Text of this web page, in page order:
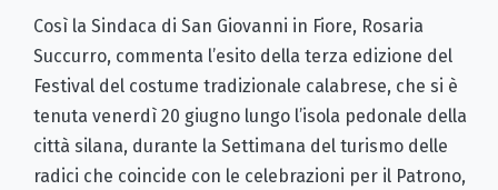
Così la Sindaca di San Giovanni in Fiore, Rosaria
Succurro, commenta l’esito della terza edizione del
Festival del costume tradizionale calabrese, che si è
tenuta venerdì 20 giugno lungo l’isola pedonale della
città silana, durante la Settimana del turismo delle
radici che coincide con le celebrazioni per il Patrono,